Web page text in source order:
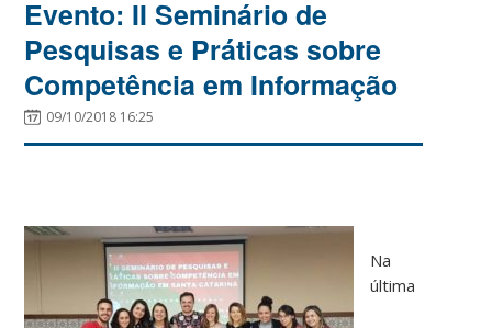
Evento: II Seminário de
Pesquisas e Práticas sobre
Competência em Informação
09/10/2018 16:25
Na
última